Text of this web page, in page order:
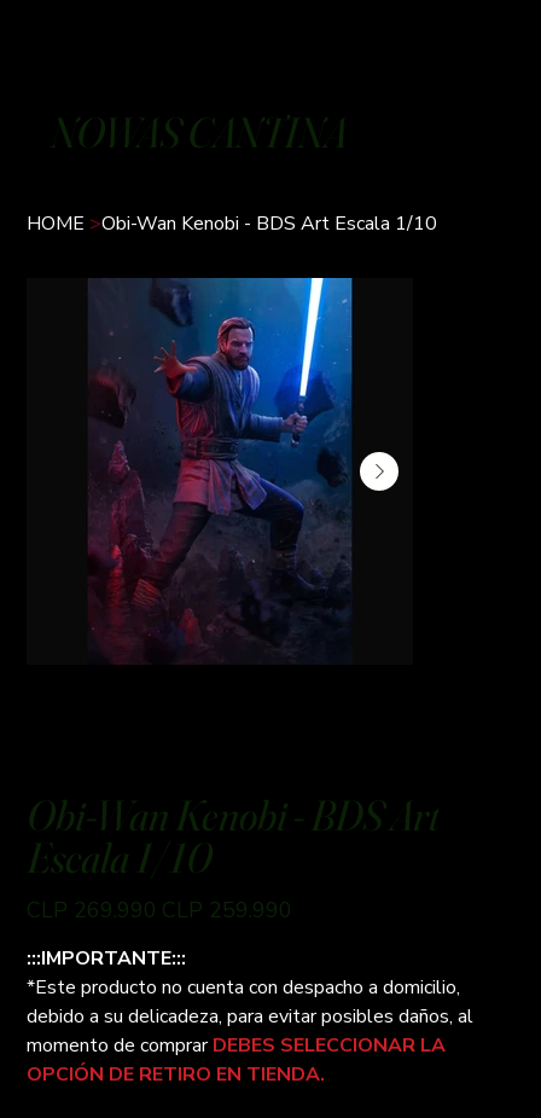
NOWAS CANTINA
HOME >Obi-Wan Kenobi - BDS Art Escala 1/10
Obi-Wan Kenobi - BDS Art
Escala 1/10
Preço
original
CLP 269.990
Preço
promocional
CLP 259.990
:::IMPORTANTE:::
*Este producto no cuenta con despacho a domicilio,
debido a su delicadeza, para evitar posibles daños, al
momento de comprarDEBES SELECCIONAR LA
OPCIÓN DE RETIRO EN TIENDA.